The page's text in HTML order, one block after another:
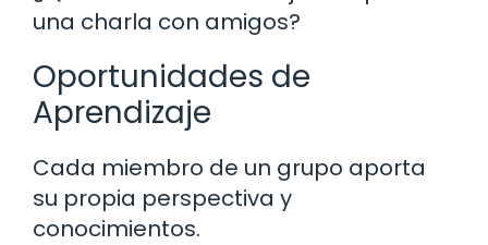
una charla con amigos?
Oportunidades de
Aprendizaje
Cada miembro de un grupo aporta
su propia perspectiva y
conocimientos.